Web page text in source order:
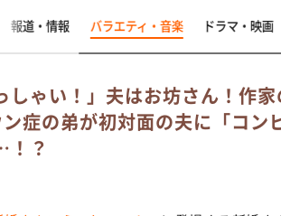
報道・情報 バラエティ・音楽 ドラマ・映画
しゃい！」夫はお坊さん！作
症の弟が初対面の夫に「コン
！？